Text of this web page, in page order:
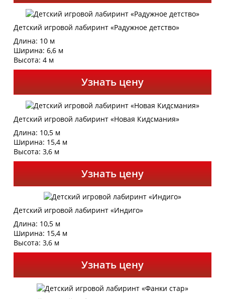
Детский игровой лабиринт «Радужное детство»
Длина: 10 м
Ширина: 6,6 м
Высота: 4 м
Узнать цену
Детский игровой лабиринт «Новая Кидсмания»
Длина: 10,5 м
Ширина: 15,4 м
Высота: 3,6 м
Узнать цену
Детский игровой лабиринт «Индиго»
Длина: 10,5 м
Ширина: 15,4 м
Высота: 3,6 м
Узнать цену